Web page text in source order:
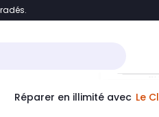
Accéder directement au
Réparer en illimité avec Le